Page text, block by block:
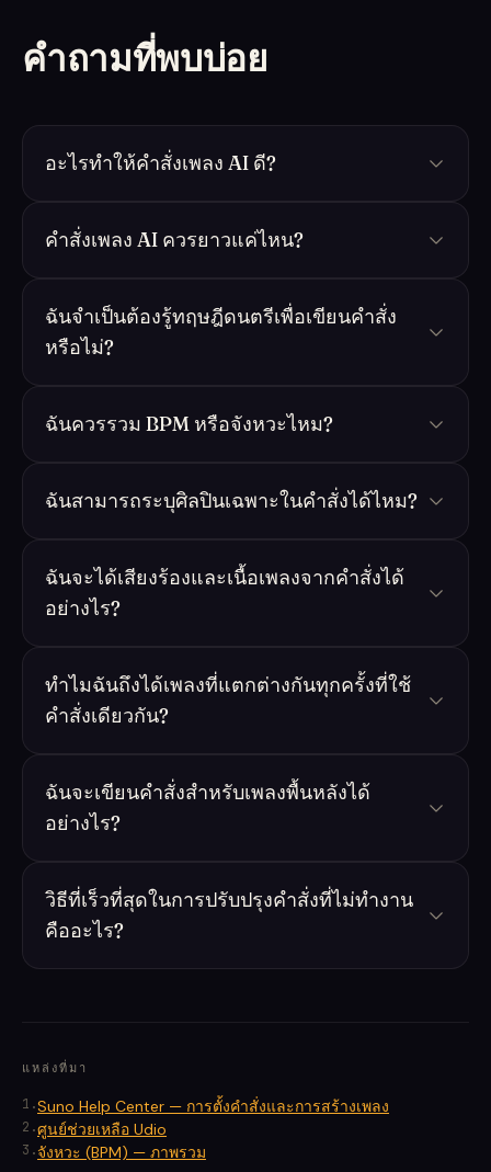
คำถามที่พบบ่อย
อะไรทำให้คำสั่งเพลง AI ดี?
คำสั่งเพลง AI ควรยาวแค่ไหน?
ฉันจำเป็นต้องรู้ทฤษฎีดนตรีเพื่อเขียนคำสั่ง
หรือไม่?
ฉันควรรวม BPM หรือจังหวะไหม?
ฉันสามารถระบุศิลปินเฉพาะในคำสั่งได้ไหม?
ฉันจะได้เสียงร้องและเนื้อเพลงจากคำสั่งได้
อย่างไร?
ทำไมฉันถึงได้เพลงที่แตกต่างกันทุกครั้งที่ใช้
คำสั่งเดียวกัน?
ฉันจะเขียนคำสั่งสำหรับเพลงพื้นหลังได้
อย่างไร?
วิธีที่เร็วที่สุดในการปรับปรุงคำสั่งที่ไม่ทำงาน
คืออะไร?
แหล่งที่มา
1 .Suno Help Center — การตั้งคำสั่งและการสร้างเพลง
2 .ศูนย์ช่วยเหลือ Udio
3 .จังหวะ (BPM) — ภาพรวม